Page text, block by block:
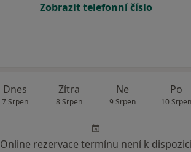
Zobrazit telefonní číslo
Dnes
7 Srpen
Zítra
8 Srpen
Ne
9 Srpen
Po
10 Srpen
Online rezervace termínu není k dispozici